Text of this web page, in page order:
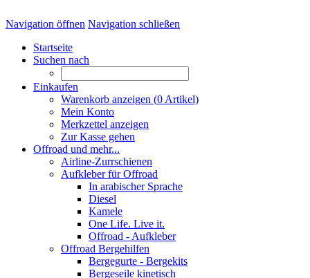
Navigation öffnen Navigation schließen
Startseite
Suchen nach
Einkaufen
Warenkorb anzeigen (0 Artikel)
Mein Konto
Merkzettel anzeigen
Zur Kasse gehen
Offroad und mehr...
Airline-Zurrschienen
Aufkleber für Offroad
In arabischer Sprache
Diesel
Kamele
One Life. Live it.
Offroad - Aufkleber
Offroad Bergehilfen
Bergegurte - Bergekits
Bergeseile kinetisch